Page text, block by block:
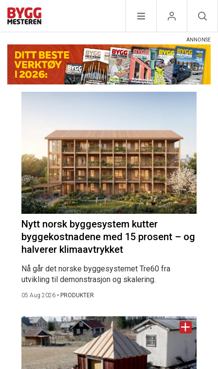
Nytt norsk byggesystem kutter
byggekostnadene med 15 prosent – og
halverer klimaavtrykket
Nå går det norske byggesystemet Tre60 fra
utvikling til demonstrasjon og skalering.
05 Aug 2026 • PRODUKTER